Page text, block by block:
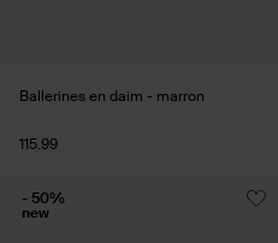
Ballerines en daim - marron
115.99
- 50%
new